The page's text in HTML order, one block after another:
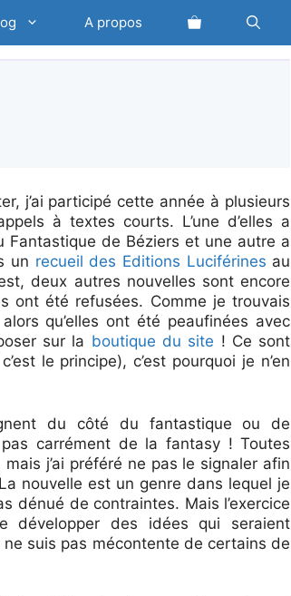
A propos
j’ai participé cette année à plusieurs
à textes courts. L’une d’elles a
Fantastique de Béziers et une autre a
un recueil des Editions Luciférines au
deux autres nouvelles sont encore
ont été refusées. Comme je trouvais
qu’elles ont été peaufinées avec
sur la boutique du site ! Ce sont
le principe), c’est pourquoi je n’en
du côté du fantastique ou de
carrément de la fantasy ! Toutes
j’ai préféré ne pas le signaler afin
nouvelle est un genre dans lequel je
dénué de contraintes. Mais l’exercice
développer des idées qui seraient
suis pas mécontente de certains de